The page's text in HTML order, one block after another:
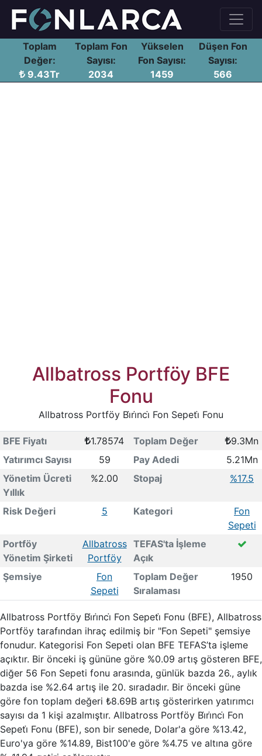
Toplam
Değer:
9.43Tr
Toplam Fon
Sayısı:
2034
Yükselen
Fon Sayısı:
1459
Düşen Fon
Sayısı:
566
Allbatross Portföy BFE
Fonu
Allbatross Portföy Bi̇ri̇nci̇ Fon Sepeti̇ Fonu
BFE Fiyatı 1.78574 Toplam Değer
9.3Mn
Yatırımcı Sayısı
59 Pay Adedi
5.21Mn
Yönetim Ücreti
Yıllık
%2.00 Stopaj %17.5
Risk Değeri 5 Kategori
Fon
Sepeti
Portföy
Yönetim Şirketi
Allbatross
Portföy
TEFAS'ta İşleme
Açık
Şemsiye
Fon
Sepeti
Toplam Değer
Sıralaması
1950
Allbatross Portföy Bi̇ri̇nci̇ Fon Sepeti̇ Fonu (BFE), Allbatross
Portföy tarafından ihraç edilmiş bir "Fon Sepeti" şemsiye
fonudur. Kategorisi Fon Sepeti olan BFE TEFAS’ta işleme
açıktır. Bir önceki iş gününe göre %0.09 artış gösteren BFE,
diğer 56 Fon Sepeti fonu arasında, günlük bazda 26., aylık
bazda ise %2.64 artış ile 20. sıradadır. Bir önceki güne
göre fon toplam değeri ₺8.69B artış gösterirken yatırımcı
sayısı da 1 kişi azalmıştır. Allbatross Portföy Bi̇ri̇nci̇ Fon
Sepeti̇ Fonu (BFE), son bir senede, Dolar'a göre %13.42,
Euro'ya göre %14.89, Bist100'e göre %4.75 ve altına göre